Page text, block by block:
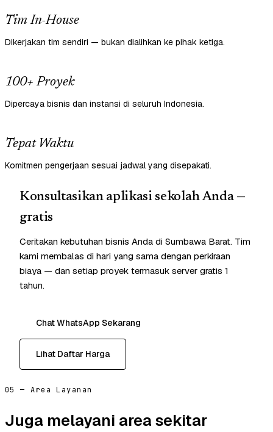
Tim In-House
Dikerjakan tim sendiri — bukan dialihkan ke pihak ketiga.
100+ Proyek
Dipercaya bisnis dan instansi di seluruh Indonesia.
Tepat Waktu
Komitmen pengerjaan sesuai jadwal yang disepakati.
Konsultasikan aplikasi sekolah Anda —
gratis
Ceritakan kebutuhan bisnis Anda di Sumbawa Barat. Tim
kami membalas di hari yang sama dengan perkiraan
biaya — dan setiap proyek termasuk server gratis 1
tahun.
Chat WhatsApp Sekarang
Lihat Daftar Harga
05 — Area Layanan
Juga melayani area sekitar